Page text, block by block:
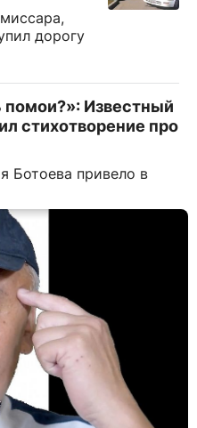
дорогу
помои?»: Известный
стихотворение про
Ботоева привело в